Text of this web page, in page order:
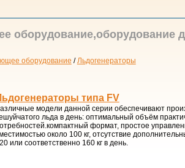
оборудование,оборудование
оборудование / Льдогенераторы
типа FV
модели данной серии обеспечивают
льда в день: оптимальный объём
формат, простое
около 100 кг, отсутствие
или соответственно 160 кг в день.